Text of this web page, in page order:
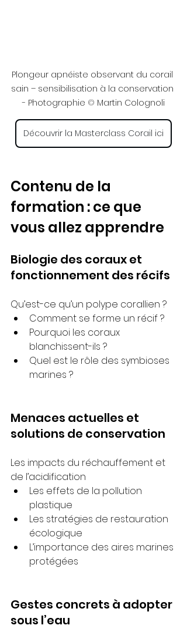
Plongeur apnéiste observant du corail
sain – sensibilisation à la conservation
- Photographie © Martin Colognoli
Découvrir la Masterclass Corail ici
Contenu de la
formation : ce que
vous allez apprendre
Biologie des coraux et
fonctionnement des récifs
Qu’est-ce qu’un polype corallien ?
Comment se forme un récif ?
Pourquoi les coraux
blanchissent-ils ?
Quel est le rôle des symbioses
marines ?
Menaces actuelles et
solutions de conservation
Les impacts du réchauffement et
de l’acidification
Les effets de la pollution
plastique
Les stratégies de restauration
écologique
L’importance des aires marines
protégées
Gestes concrets à adopter
sous l’eau